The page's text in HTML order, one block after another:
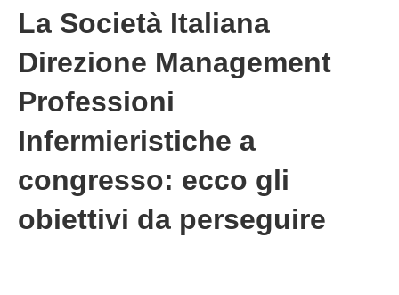
La Società Italiana
Direzione Management
Professioni
Infermieristiche a
congresso: ecco gli
obiettivi da perseguire